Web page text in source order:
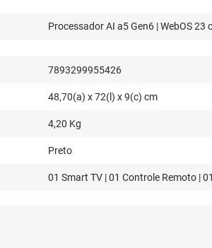
Processador AI a5 Gen6 | WebOS 23
7893299955426
48,70(a) x 72(l) x 9(c) cm
4,20 Kg
Preto
01 Smart TV | 01 Controle Remoto |